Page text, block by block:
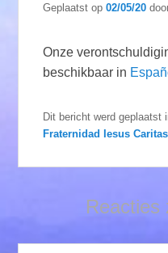
Geplaatst op02/05/20
Onze
beschikbaar in
Dit bericht werd geplaatst
Fraternidad Iesus Caritas
Reacties